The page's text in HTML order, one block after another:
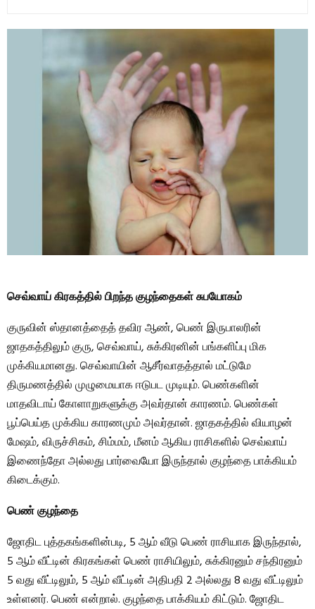
செவ்வாய் கிரகத்தில் பிறந்த குழந்தைகள் சுபயோகம்
குருவின் ஸ்தானத்தைத் தவிர ஆண், பெண் இருபாலரின்
ஜாதகத்திலும் குரு, செவ்வாய், சுக்கிரனின் பங்களிப்பு மிக
முக்கியமானது. செவ்வாயின் ஆசீர்வாதத்தால் மட்டுமே
திருமணத்தில் முழுமையாக ஈடுபட முடியும். பெண்களின்
மாதவிடாய் கோளாறுகளுக்கு அவர்தான் காரணம். பெண்கள்
பூப்பெய்த முக்கிய காரணமும் அவர்தான். ஜாதகத்தில் வியாழன்
மேஷம், விருச்சிகம், சிம்மம், மீனம் ஆகிய ராசிகளில் செவ்வாய்
இணைந்தோ அல்லது பார்வையோ இருந்தால் குழந்தை பாக்கியம்
கிடைக்கும்.
பெண் குழந்தை
ஜோதிட புத்தகங்களின்படி, 5 ஆம் வீடு பெண் ராசியாக இருந்தால்,
5 ஆம் வீட்டின் கிரகங்கள் பெண் ராசியிலும், சுக்கிரனும் சந்திரனும்
5 வது வீட்டிலும், 5 ஆம் வீட்டின் அதிபதி 2 அல்லது 8 வது வீட்டிலும்
உள்ளனர். பெண் என்றால். குழந்தை பாக்கியம் கிட்டும். ஜோதிட